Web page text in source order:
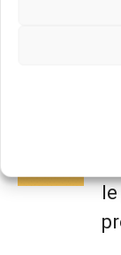
solaires
le